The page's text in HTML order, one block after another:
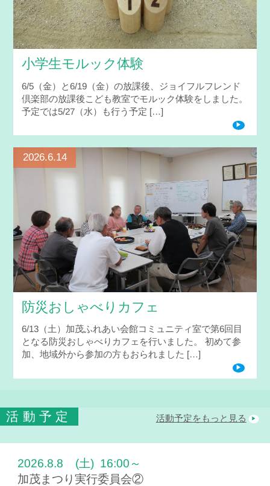
小学生モルック体験
6/5（金）と6/19（金）の放課後、ジョイフルフレンド
倶楽部の放課後こども教室でモルック体験をしました。
予定では5/27（水）も行う予定 […]
2026.6.14
防災おしゃべりカフェ
6/13（土）加茂ふれあい会館コミュニティ室で第6回目
となる防災おしゃべりカフェを行いました。 初めて参
加、地域外から参加の方もおられました […]
活動予定 活動予定をもっと見る
2026.8.8 (土) 16:00～
加茂まつり実行委員会②